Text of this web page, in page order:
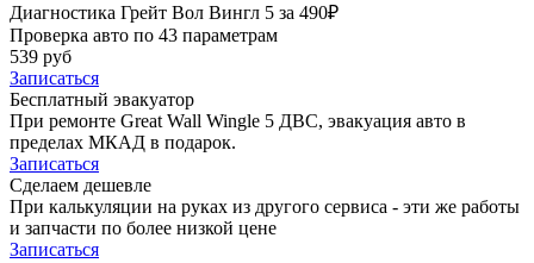
Диагностика Грейт Вол Вингл 5 за 490₽
Проверка авто по 43 параметрам
539 руб
Записаться
Бесплатный эвакуатор
При ремонте Great Wall Wingle 5 ДВС, эвакуация авто в
пределах МКАД в подарок.
Записаться
Сделаем дешевле
При калькуляции на руках из другого сервиса - эти же работы
и запчасти по более низкой цене
Записаться